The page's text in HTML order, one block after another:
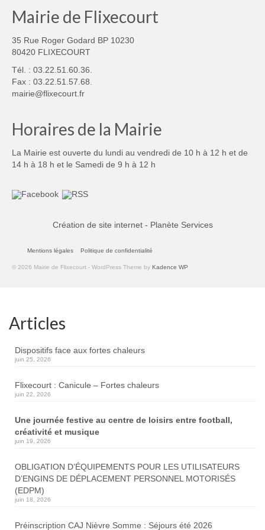
Mairie de Flixecourt
35 Rue Roger Godard BP 10230
80420 FLIXECOURT
Tél. : 03.22.51.60.36.
Fax : 03.22.51.57.68.
mairie@flixecourt.fr
Horaires de la Mairie
La Mairie est ouverte du lundi au vendredi de 10 h à 12 h et de
14 h à 18 h et le Samedi de 9 h à 12 h
Création de site internet - Planète Services
Mentions légales Politique de confidentialité
© 2026 Mairie de Flixecourt - WordPress Theme by Kadence WP
Articles
Dispositifs face aux fortes chaleurs
juin 25, 2026
Flixecourt : Canicule – Fortes chaleurs
juin 22, 2026
Une journée festive au centre de loisirs entre football,
créativité et musique
juin 19, 2026
OBLIGATION D’ÉQUIPEMENTS POUR LES UTILISATEURS
D’ENGINS DE DÉPLACEMENT PERSONNEL MOTORISÉS
(EDPM)
juin 18, 2026
Préinscription CAJ Nièvre Somme : Séjours été 2026